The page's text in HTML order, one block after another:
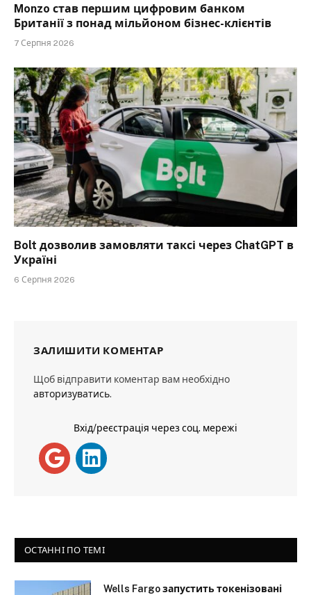
Monzo став першим цифровим банком
Британії з понад мільйоном бізнес-клієнтів
7 Серпня 2026
Bolt дозволив замовляти таксі через ChatGPT в
Україні
6 Серпня 2026
ЗАЛИШИТИ КОМЕНТАР
Щоб відправити коментар вам необхідно
авторизуватись.
Вхід/реєстрація через соц. мережі
ОСТАННІ ПО ТЕМІ
Wells Fargo запустить токенізовані